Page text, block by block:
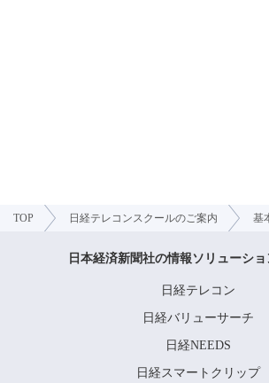
TOP 日経テレコンスクールのご案内 基
日本経済新聞社の情報ソリューシ
日経テレコン
日経バリューサーチ
日経NEEDS
日経スマートクリップ